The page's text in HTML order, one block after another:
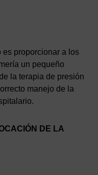
es proporcionar a los
un pequeño
la terapia de presión
manejo de la
DE LA